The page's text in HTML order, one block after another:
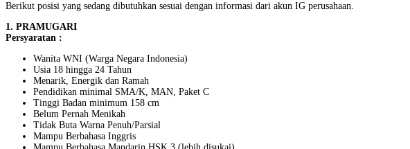
Berikut posisi yang sedang dibutuhkan sesuai dengan informasi dari akun IG perusahaan.
1. PRAMUGARI
Persyaratan :
Wanita WNI (Warga Negara Indonesia)
Usia 18 hingga 24 Tahun
Menarik, Energik dan Ramah
Pendidikan minimal SMA/K, MAN, Paket C
Tinggi Badan minimum 158 cm
Belum Pernah Menikah
Tidak Buta Warna Penuh/Parsial
Mampu Berbahasa Inggris